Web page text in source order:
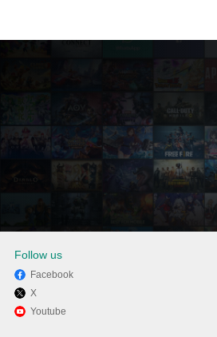
通过逍遥在电脑
Follow us
Facebook
X
Youtube